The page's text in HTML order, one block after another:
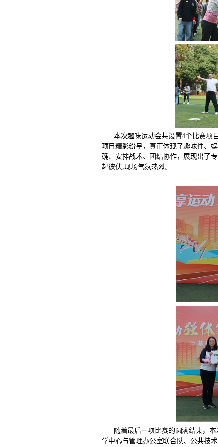
本次趣味运动会共设置4个比赛项
项目精彩纷呈，真正体现了趣味性、
确、安排战术、团结协作，展现出了
起彼伏,现场气氛热烈。
随着最后一项比赛的圆满结束，
学中心与管理办公室联合队、公共技